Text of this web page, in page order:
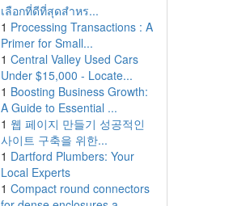
เลือกที่ดีที่สุดสำหร...
1 Processing Transactions : A
Primer for Small...
1 Central Valley Used Cars
Under $15,000 - Locate...
1 Boosting Business Growth:
A Guide to Essential ...
1 웹 페이지 만들기 성공적인
사이트 구축을 위한...
1 Dartford Plumbers: Your
Local Experts
1 Compact round connectors